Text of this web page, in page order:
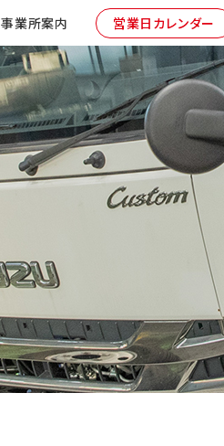
事業所案内 営業日カレンダー